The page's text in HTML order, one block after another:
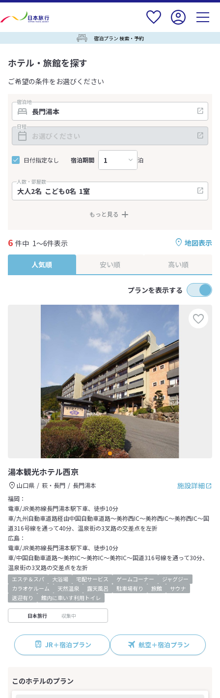
宿泊プラン 検索・予約
ホテル・旅館を探す
ご希望の条件をお選びください
宿泊地
日程
日付指定なし 宿泊期間 泊
人数・部屋数
もっと見る
地図表示
6 件中 1～6件表示
人気順 安い順 高い順
プランを表示する
湯本観光ホテル西京
施設詳細
山口県 萩・長門
長門湯本
福岡：
電車/JR美祢線長門湯本駅下車、徒歩10分
車/九州自動車道路経由中国自動車道路～美祢西IC～美祢西IC～美祢西IC～国
道316号線を通って40分、温泉街の3叉路の交差点を左折
広島：
電車/JR美祢線長門湯本駅下車、徒歩10分
車/中国自動車道路～美祢IC～美祢IC～美祢IC～国道316号線を通って30分、
温泉街の3叉路の交差点を左折
エステ＆スパ 大浴場 宅配サービス ゲームコーナー
ジャグジー
カラオケルーム
天然温泉 露天風呂 駐車場有り 旅館
サウナ
送迎有り
館内に車いす利用トイレ
日本旅行 収集中
JR＋宿泊プラン 航空＋宿泊プラン